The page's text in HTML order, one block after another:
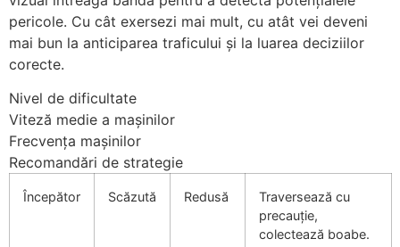
pericole. Cu cât exersezi mai mult, cu atât vei deveni
mai bun la anticiparea traficului și la luarea deciziilor
corecte.
Nivel de dificultate
Viteză medie a mașinilor
Frecvența mașinilor
Recomandări de strategie
Începător Scăzută Redusă
Traversează cu
precauție,
colectează boabe.